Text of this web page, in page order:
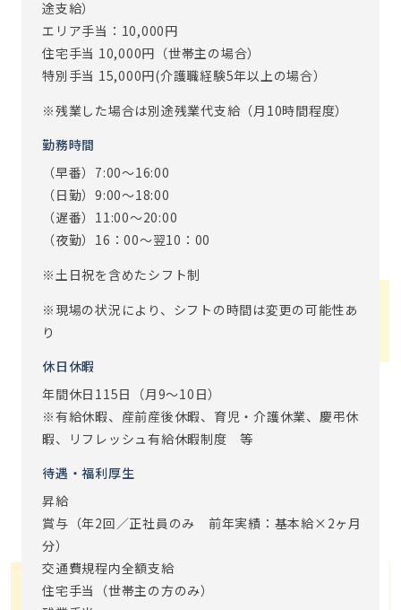
途支給）
エリア手当：10,000円
住宅手当 10,000円（世帯主の場合）
特別手当 15,000円(介護職経験5年以上の場合）
※残業した場合は別途残業代支給（月10時間程度）
勤務時間
（早番）7:00～16:00
（日勤）9:00～18:00
（遅番）11:00～20:00
（夜勤）16：00～翌10：00
※土日祝を含めたシフト制
※現場の状況により、シフトの時間は変更の可能性あ
り
休日休暇
年間休日115日（月9～10日）
※有給休暇、産前産後休暇、育児・介護休業、慶弔休
暇、リフレッシュ有給休暇制度 等
待遇・福利厚生
昇給
賞与（年2回／正社員のみ 前年実績：基本給×2ヶ月
分）
交通費規程内全額支給
住宅手当（世帯主の方のみ）